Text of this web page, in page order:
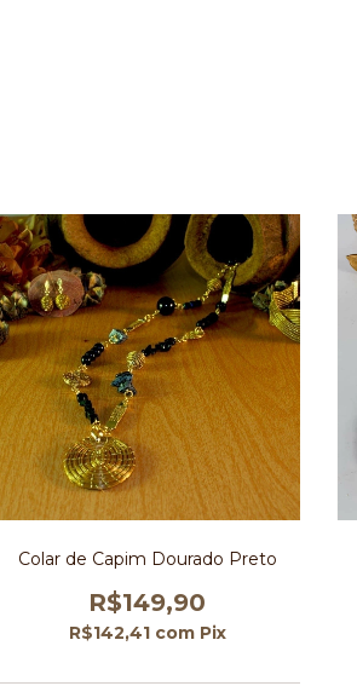
Colar de Capim Dourado Preto
R$149,90
R$142,41 com Pix